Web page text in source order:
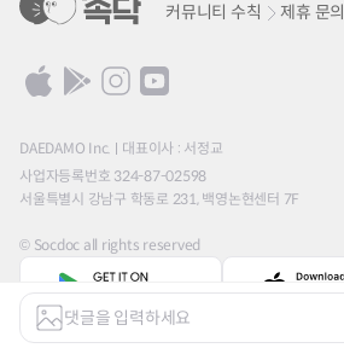
커뮤니티 수칙 제휴 문의
DAEDAMO Inc.
대표이사 : 서정교
사업자등록번호 324-87-02598
서울특별시 강남구 학동로 231, 백영논현센터 7F
© Socdoc all rights reserved